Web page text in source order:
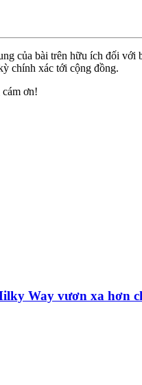
của bài trên hữu ích đối với
chính xác tới cộng đồng.
ơn!
Way vươn xa hơn